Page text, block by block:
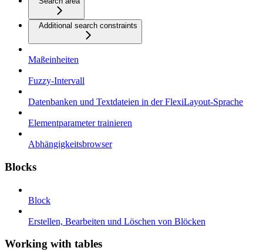
Additional search constraints
Maßeinheiten
Fuzzy-Intervall
Datenbanken und Textdateien in der FlexiLayout-Sprache
Elementparameter trainieren
Abhängigkeitsbrowser
Blocks
Block
Erstellen, Bearbeiten und Löschen von Blöcken
Working with tables